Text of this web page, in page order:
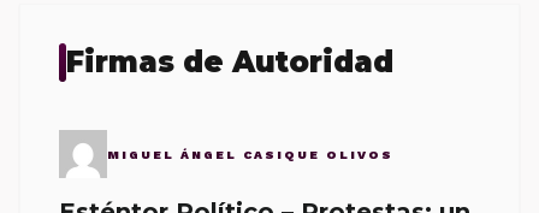
Firmas de Autoridad
MIGUEL ÁNGEL CASIQUE OLIVOS